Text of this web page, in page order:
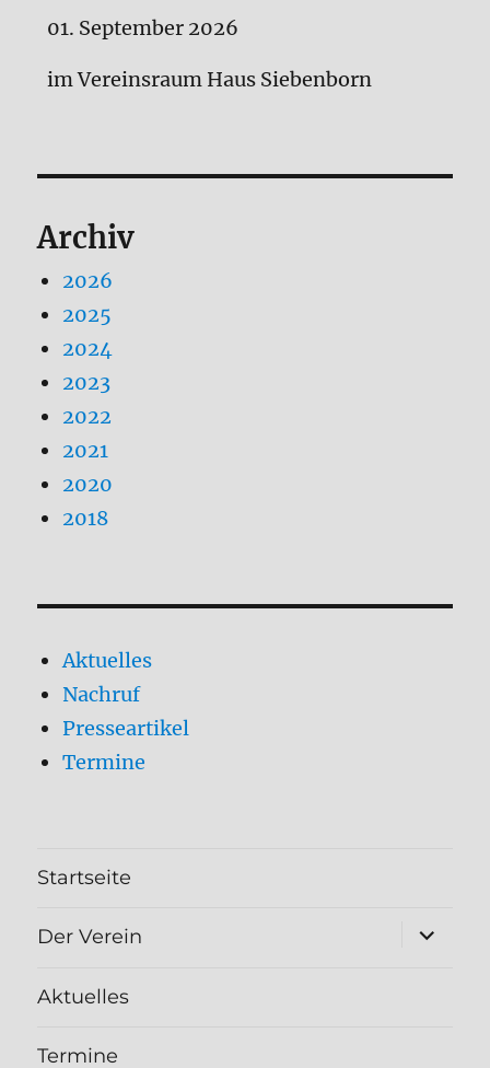
01. September 2026
im Vereinsraum Haus Siebenborn
Archiv
2026
2025
2024
2023
2022
2021
2020
2018
Aktuelles
Nachruf
Presseartikel
Termine
Startseite
Der Verein
öffnen
Aktuelles
Termine